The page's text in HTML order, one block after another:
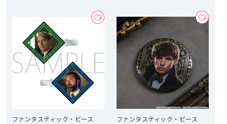
ファンタスティック・ビース
ファンタスティック・ビース